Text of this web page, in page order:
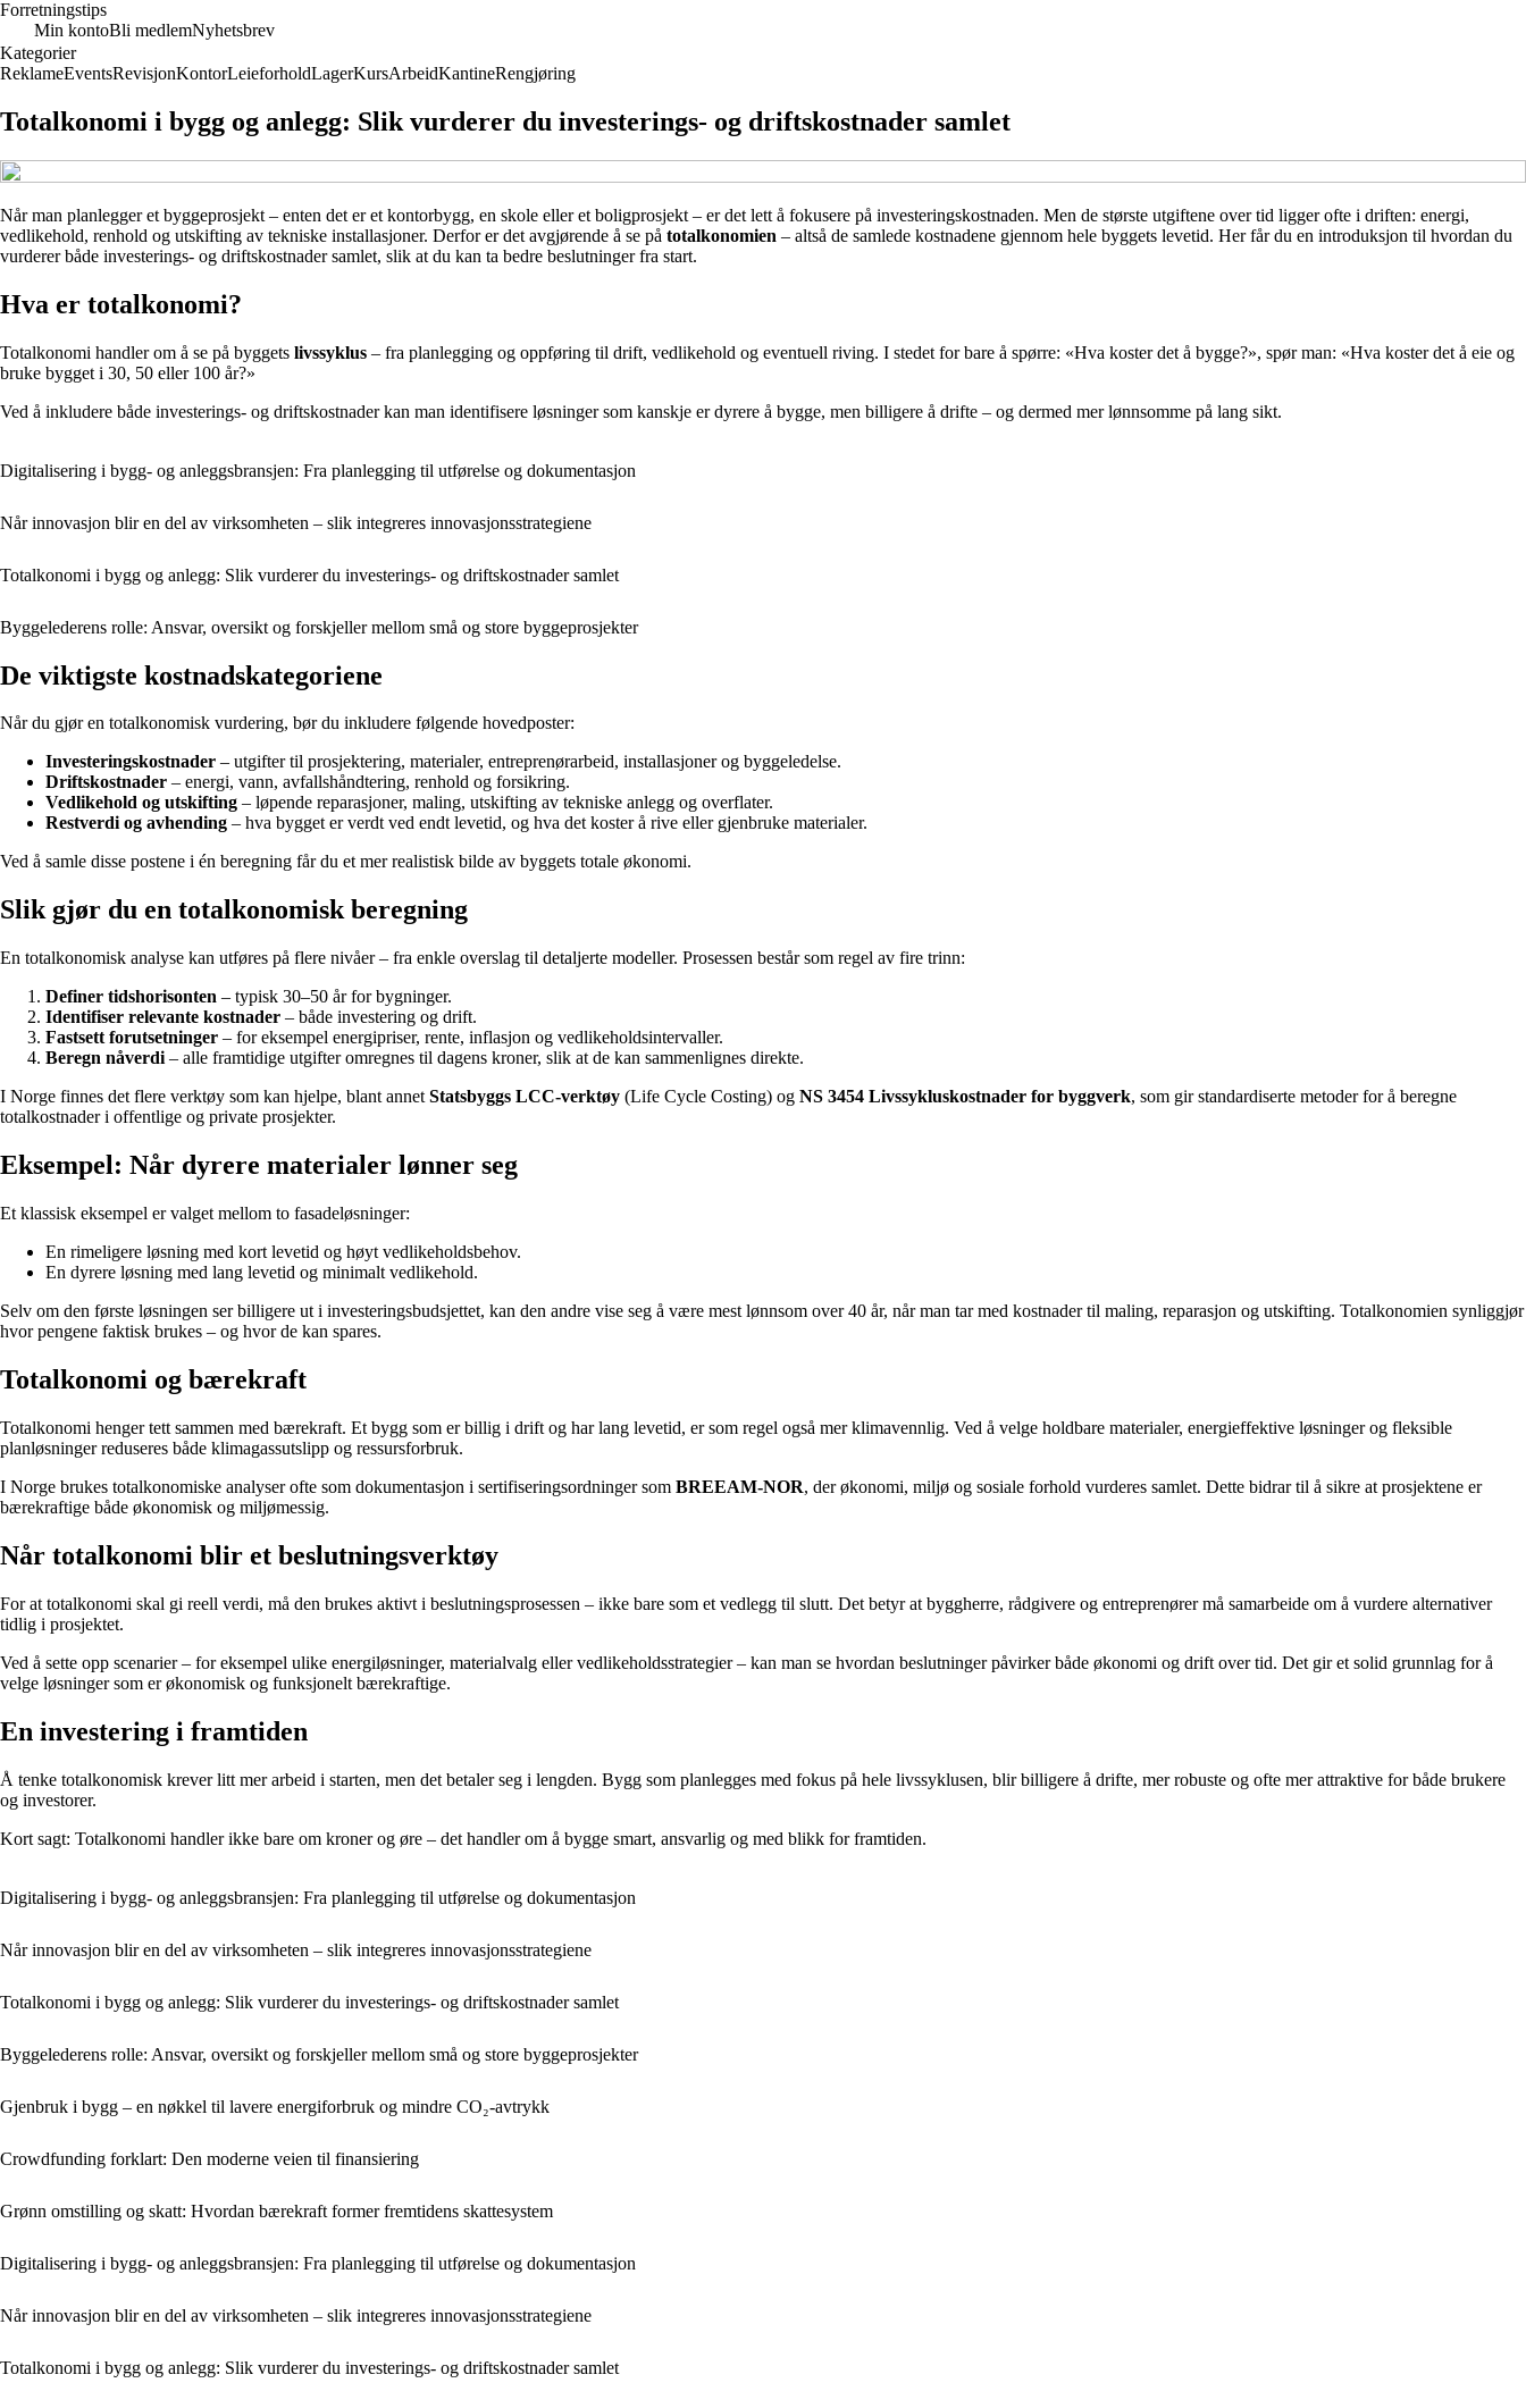
Forretningstips
Min kontoBli medlemNyhetsbrev
Kategorier
ReklameEventsRevisjonKontorLeieforholdLagerKursArbeidKantineRengjøring
Totalkonomi i bygg og anlegg: Slik vurderer du investerings- og driftskostnader samlet
Når man planlegger et byggeprosjekt – enten det er et kontorbygg, en skole eller et boligprosjekt – er det lett å fokusere på investeringskostnaden. Men de største utgiftene over tid ligger ofte i driften: energi,
vedlikehold, renhold og utskifting av tekniske installasjoner. Derfor er det avgjørende å se på totalkonomien – altså de samlede kostnadene gjennom hele byggets levetid. Her får du en introduksjon til hvordan du
vurderer både investerings- og driftskostnader samlet, slik at du kan ta bedre beslutninger fra start.
Hva er totalkonomi?
Totalkonomi handler om å se på byggets livssyklus – fra planlegging og oppføring til drift, vedlikehold og eventuell riving. I stedet for bare å spørre: «Hva koster det å bygge?», spør man: «Hva koster det å eie og
bruke bygget i 30, 50 eller 100 år?»
Ved å inkludere både investerings- og driftskostnader kan man identifisere løsninger som kanskje er dyrere å bygge, men billigere å drifte – og dermed mer lønnsomme på lang sikt.
Digitalisering i bygg- og anleggsbransjen: Fra planlegging til utførelse og dokumentasjon
Når innovasjon blir en del av virksomheten – slik integreres innovasjonsstrategiene
Totalkonomi i bygg og anlegg: Slik vurderer du investerings- og driftskostnader samlet
Byggelederens rolle: Ansvar, oversikt og forskjeller mellom små og store byggeprosjekter
De viktigste kostnadskategoriene
Når du gjør en totalkonomisk vurdering, bør du inkludere følgende hovedposter:
Investeringskostnader – utgifter til prosjektering, materialer, entreprenørarbeid, installasjoner og byggeledelse.
Driftskostnader – energi, vann, avfallshåndtering, renhold og forsikring.
Vedlikehold og utskifting – løpende reparasjoner, maling, utskifting av tekniske anlegg og overflater.
Restverdi og avhending – hva bygget er verdt ved endt levetid, og hva det koster å rive eller gjenbruke materialer.
Ved å samle disse postene i én beregning får du et mer realistisk bilde av byggets totale økonomi.
Slik gjør du en totalkonomisk beregning
En totalkonomisk analyse kan utføres på flere nivåer – fra enkle overslag til detaljerte modeller. Prosessen består som regel av fire trinn:
Definer tidshorisonten – typisk 30–50 år for bygninger.
Identifiser relevante kostnader – både investering og drift.
Fastsett forutsetninger – for eksempel energipriser, rente, inflasjon og vedlikeholdsintervaller.
Beregn nåverdi – alle framtidige utgifter omregnes til dagens kroner, slik at de kan sammenlignes direkte.
I Norge finnes det flere verktøy som kan hjelpe, blant annet Statsbyggs LCC-verktøy (Life Cycle Costing) og NS 3454 Livssykluskostnader for byggverk, som gir standardiserte metoder for å beregne
totalkostnader i offentlige og private prosjekter.
Eksempel: Når dyrere materialer lønner seg
Et klassisk eksempel er valget mellom to fasadeløsninger:
En rimeligere løsning med kort levetid og høyt vedlikeholdsbehov.
En dyrere løsning med lang levetid og minimalt vedlikehold.
Selv om den første løsningen ser billigere ut i investeringsbudsjettet, kan den andre vise seg å være mest lønnsom over 40 år, når man tar med kostnader til maling, reparasjon og utskifting. Totalkonomien synliggjør
hvor pengene faktisk brukes – og hvor de kan spares.
Totalkonomi og bærekraft
Totalkonomi henger tett sammen med bærekraft. Et bygg som er billig i drift og har lang levetid, er som regel også mer klimavennlig. Ved å velge holdbare materialer, energieffektive løsninger og fleksible
planløsninger reduseres både klimagassutslipp og ressursforbruk.
I Norge brukes totalkonomiske analyser ofte som dokumentasjon i sertifiseringsordninger som BREEAM-NOR, der økonomi, miljø og sosiale forhold vurderes samlet. Dette bidrar til å sikre at prosjektene er
bærekraftige både økonomisk og miljømessig.
Når totalkonomi blir et beslutningsverktøy
For at totalkonomi skal gi reell verdi, må den brukes aktivt i beslutningsprosessen – ikke bare som et vedlegg til slutt. Det betyr at byggherre, rådgivere og entreprenører må samarbeide om å vurdere alternativer
tidlig i prosjektet.
Ved å sette opp scenarier – for eksempel ulike energiløsninger, materialvalg eller vedlikeholdsstrategier – kan man se hvordan beslutninger påvirker både økonomi og drift over tid. Det gir et solid grunnlag for å
velge løsninger som er økonomisk og funksjonelt bærekraftige.
En investering i framtiden
Å tenke totalkonomisk krever litt mer arbeid i starten, men det betaler seg i lengden. Bygg som planlegges med fokus på hele livssyklusen, blir billigere å drifte, mer robuste og ofte mer attraktive for både brukere
og investorer.
Kort sagt: Totalkonomi handler ikke bare om kroner og øre – det handler om å bygge smart, ansvarlig og med blikk for framtiden.
Digitalisering i bygg- og anleggsbransjen: Fra planlegging til utførelse og dokumentasjon
Når innovasjon blir en del av virksomheten – slik integreres innovasjonsstrategiene
Totalkonomi i bygg og anlegg: Slik vurderer du investerings- og driftskostnader samlet
Byggelederens rolle: Ansvar, oversikt og forskjeller mellom små og store byggeprosjekter
Gjenbruk i bygg – en nøkkel til lavere energiforbruk og mindre CO₂-avtrykk
Crowdfunding forklart: Den moderne veien til finansiering
Grønn omstilling og skatt: Hvordan bærekraft former fremtidens skattesystem
Digitalisering i bygg- og anleggsbransjen: Fra planlegging til utførelse og dokumentasjon
Når innovasjon blir en del av virksomheten – slik integreres innovasjonsstrategiene
Totalkonomi i bygg og anlegg: Slik vurderer du investerings- og driftskostnader samlet